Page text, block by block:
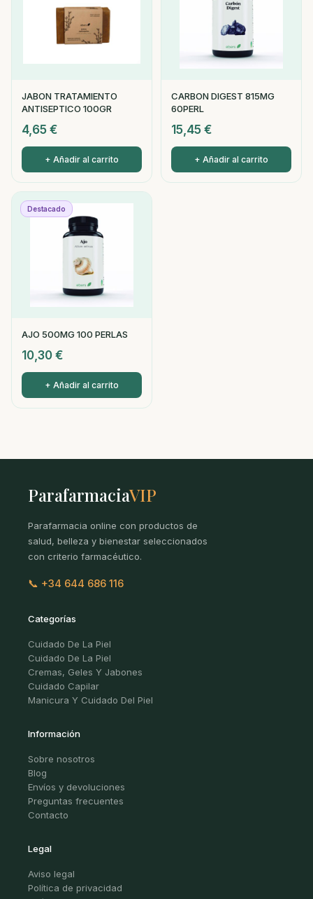
JABON TRATAMIENTO
ANTISEPTICO 100GR
4,65 €
+ Añadir al carrito
CARBON DIGEST 815MG
60PERL
15,45 €
+ Añadir al carrito
Destacado
AJO 500MG 100 PERLAS
10,30 €
+ Añadir al carrito
ParafarmaciaVIP
Parafarmacia online con productos de
salud, belleza y bienestar seleccionados
con criterio farmacéutico.
📞 +34 644 686 116
Categorías
Cuidado De La Piel
Cuidado De La Piel
Cremas, Geles Y Jabones
Cuidado Capilar
Manicura Y Cuidado Del Piel
Información
Sobre nosotros
Blog
Envíos y devoluciones
Preguntas frecuentes
Contacto
Legal
Aviso legal
Política de privacidad